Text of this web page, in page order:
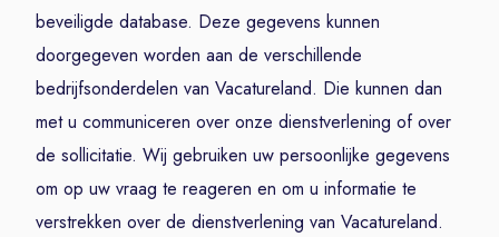
beveiligde database. Deze gegevens kunnen
doorgegeven worden aan de verschillende
bedrijfsonderdelen van Vacatureland. Die kunnen dan
met u communiceren over onze dienstverlening of over
de sollicitatie. Wij gebruiken uw persoonlijke gegevens
om op uw vraag te reageren en om u informatie te
verstrekken over de dienstverlening van Vacatureland.